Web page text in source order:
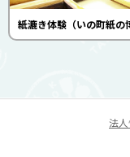
紙漉き体験（いの町紙の
法